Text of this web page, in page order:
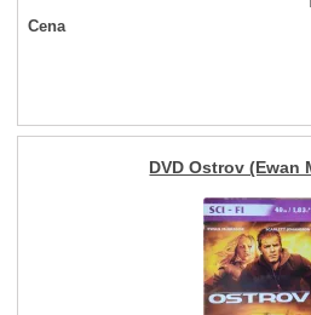
Cena
DVD Ostrov (Ewan